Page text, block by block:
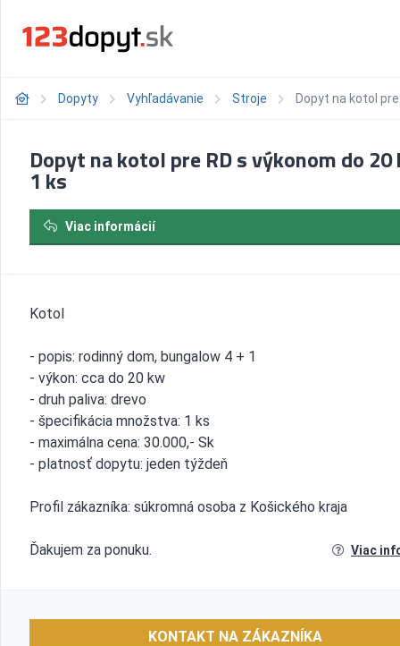
Dopyty Vyhľadávanie Stroje Dopyt na kotol
Dopyt na kotol pre RD s výkonom do 20
1 ks
Viac informácií
Kotol
- popis: rodinný dom, bungalow 4 + 1
- výkon: cca do 20 kw
- druh paliva: drevo
- špecifikácia množstva: 1 ks
- maximálna cena: 30.000,- Sk
- platnosť dopytu: jeden týždeň
Profil zákazníka: súkromná osoba z Košického kraja
Ďakujem za ponuku. Viac
KONTAKT NA ZÁKAZNÍKA